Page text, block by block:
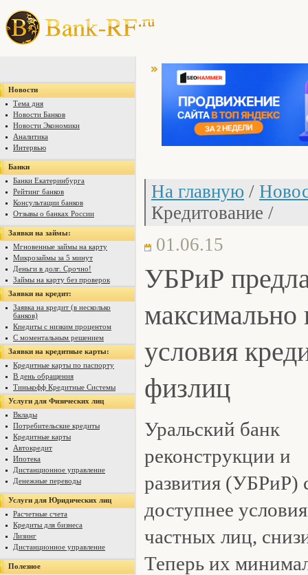
Новости
Тема дня
Новости Банков
Новости Экономики
Аналитика
Интервью
Банки
Банки Екатеринбурга
Рейтинг банков
Консультации банков
Отзывы о банках России
Заявки на займы:
Мгновенные займы на карту
Микрозаймы за 5 минут
Деньги в долг. Срочно!
Займы на карту без проверок
Заявки на кредит:
Заявка на кредит (в несколько
банков)
Кпедиты с низким процентом
С моментальным решением
Заявки на кредитные карты:
Кредитные карты по паспорту
В день обращения
Тинькофф Кредитные Системы
Услуги для Физических лиц
Вклады
Потребительские кредиты
Кредитные карты
Автокредит
Ипотека
Дистанционное управление
Денежные переводы
Услуги для Юридических лиц
Расчетные счета
Кредиты для бизнеса
Лизинг
Дистанционное управление
Полезное
На главную /
Кредитование /
01.06.15
УБРиР
условия
физлиц
Уральский банк
реконструкции и
развития (УБРиР)
доступнее
частных лиц,
Теперь их